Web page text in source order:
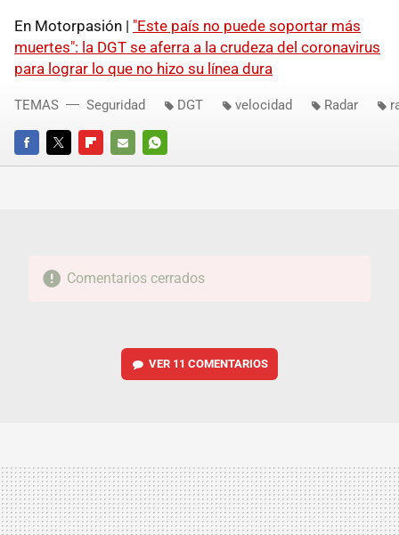
En Motorpasión | "Este país no puede soportar más
muertes": la DGT se aferra a la crudeza del coronavirus
para lograr lo que no hizo su línea dura
FACEBOOKTWITTERFLIPBOARD
E-
WHATSAPP
TEMAS Seguridad DGT velocidad Radar
Comentarios cerrados
VER 11 COMENTARIOS